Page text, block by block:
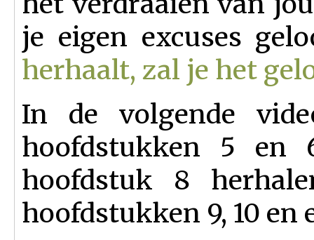
je eigen excuses
herhaalt, zal je het
In de volgende
hoofdstukken 5 en
hoofdstuk 8
hoofdstukken 9, 10 en